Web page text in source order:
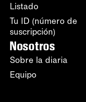
Listado
Tu ID (número de
suscripción)
Nosotros
Sobre la diaria
Equipo